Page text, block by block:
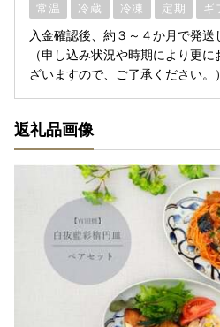
常温 冷蔵 冷凍 定期 ギ
入金確認後、約３～４か月で発送
（申し込み状況や時期により更
ざいますので、ご了承ください。）
返礼品画像